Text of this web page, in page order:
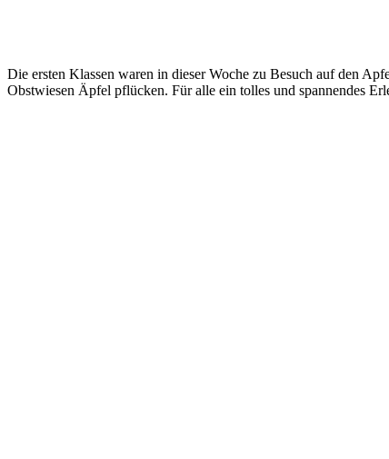
Die ersten Klassen waren in dieser Woche zu Besuch auf den
Obstwiesen Äpfel pflücken. Für alle ein tolles und spannendes